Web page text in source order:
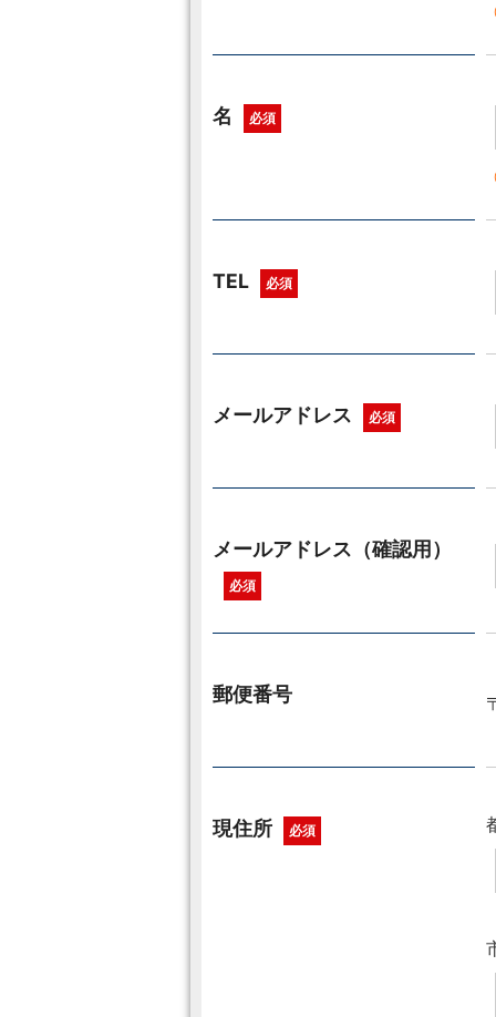
名 必須
TEL 必須
メールアドレス 必須
メールアドレス（確認用）
必須
郵便番号
現住所 必須